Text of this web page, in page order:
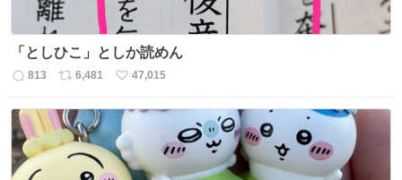
「としひこ」としか読めん
返
数
813
リ
ス
ト
数
6,481
い
ね
数
47,015